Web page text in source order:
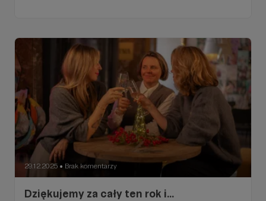
29.12.2025 ● Brak komentarzy
Dziękujemy za cały ten rok i...